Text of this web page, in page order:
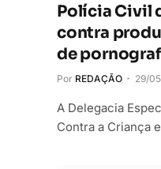
Polícia Civil
contra
de
Por REDAÇÃO 29/
A Delegacia
Contra a Criança